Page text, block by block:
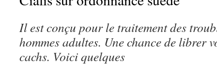
Il est conçu pourle traitement des
hommes adultes. Une chance de librer
cachs. Voici quelques